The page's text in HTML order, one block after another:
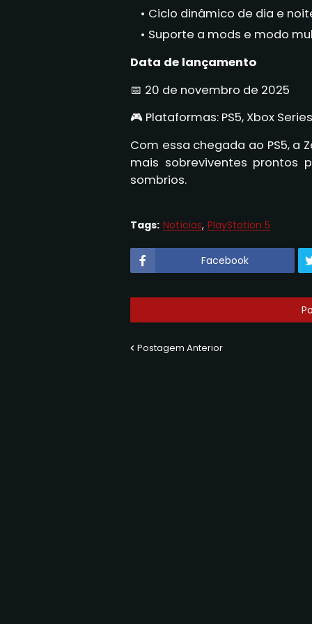
Ciclo dinâmico de dia e
Suporte a mods e modo
Data de lançamento
📅 20 de novembro de 2025
🎮 Plataformas: PS5, Xbox
Com essa chegada ao PS5, a
mais sobreviventes prontos
sombrios.
Tags: Notícias PlayStation 5
Facebook
Postagem Anterior